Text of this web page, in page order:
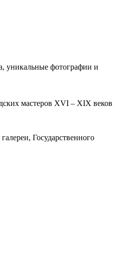
уникальные фотографии и
мастеров ХVI – ХIХ веков
Государственного